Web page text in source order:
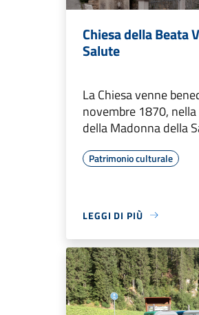
Chiesa della Beata
Salute
La Chiesa venne
novembre 1870,
della Madonna della
Patrimonio culturale
LEGGI DI PIÙ